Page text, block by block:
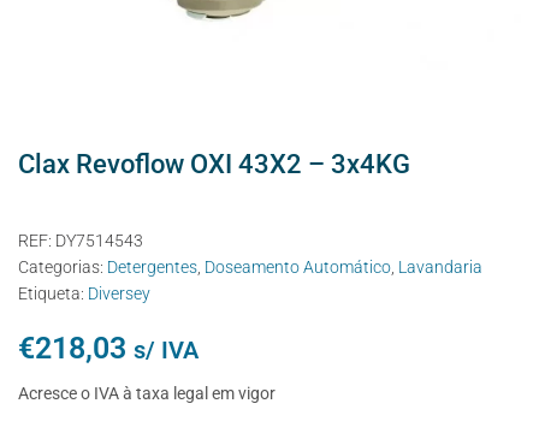
Clax Revoflow OXI 43X2 – 3x4KG
REF: DY7514543
Categorias: Detergentes Doseamento Automático Lavandaria
Etiqueta: Diversey
€218,03 s/ IVA
Acresce o IVA à taxa legal em vigor